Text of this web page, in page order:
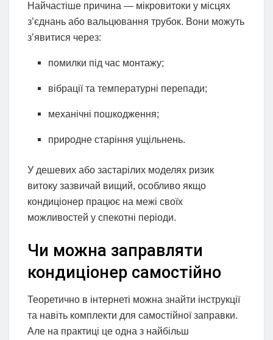
Найчастіше причина — мікровитоки у місцях
з’єднань або вальцювання трубок. Вони можуть
з’явитися через:
помилки під час монтажу;
вібрації та температурні перепади;
механічні пошкодження;
природне старіння ущільнень.
У дешевих або застарілих моделях ризик
витоку зазвичай вищий, особливо якщо
кондиціонер працює на межі своїх
можливостей у спекотні періоди.
Чи можна заправляти
кондиціонер самостійно
Теоретично в інтернеті можна знайти інструкції
та навіть комплекти для самостійної заправки.
Але на практиці це одна з найбільш